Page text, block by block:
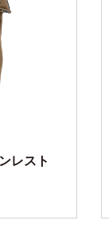
レスト